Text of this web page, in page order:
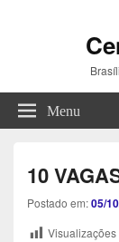
Menu
10
Postado em:05/
Visualizações